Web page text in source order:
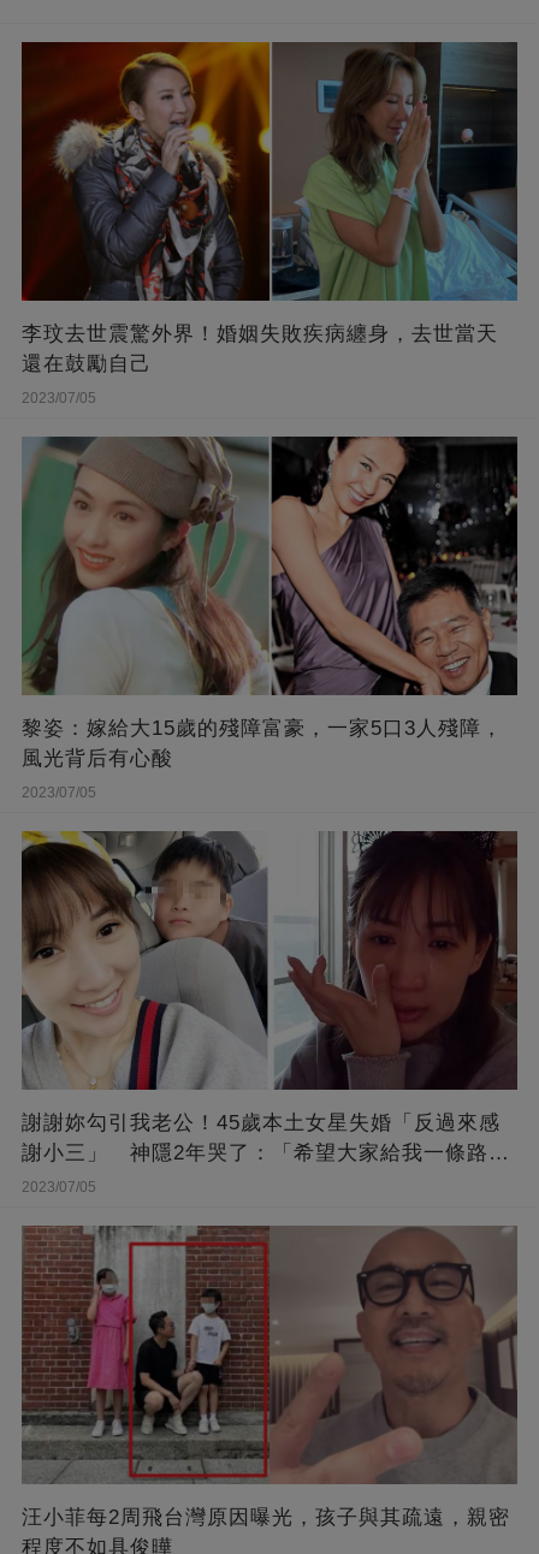
李玟去世震驚外界！婚姻失敗疾病纏身，去世當天
還在鼓勵自己
2023/07/05
黎姿：嫁給大15歲的殘障富豪，一家5口3人殘障，
風光背后有心酸
2023/07/05
謝謝妳勾引我老公！45歲本土女星失婚「反過來感
謝小三」 神隱2年哭了：「希望大家給我一條路
走...」
2023/07/05
汪小菲每2周飛台灣原因曝光，孩子與其疏遠，親密
程度不如具俊曄